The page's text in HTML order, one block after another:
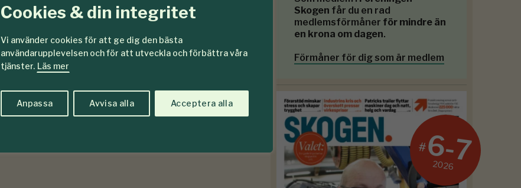
Cookies & din integritet
Vi använder cookies för att ge dig den bästa
användarupplevelsen och för att utveckla och förbättra våra
tjänster. Läs mer
Anpassa Avvisa alla Acceptera alla
Skogen får du en rad
medlemsförmåner för mindre än
en krona om dagen.
Förmåner för dig som är medlem
#6-7
2026